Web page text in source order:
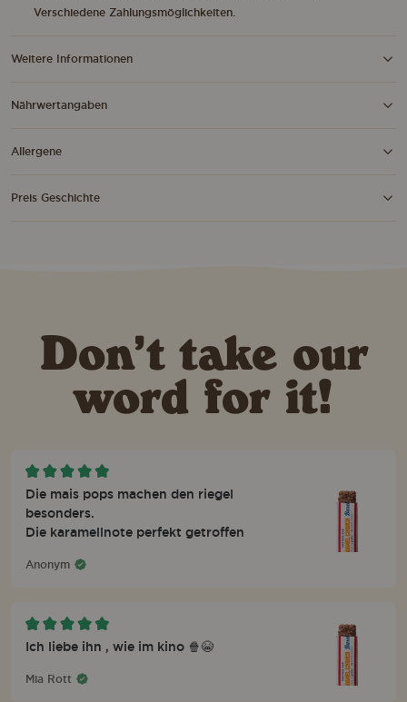
Verschiedene Zahlungsmöglichkeiten.
Weitere Informationen
Nährwertangaben
Allergene
Preis Geschichte
Don’t take our
word for it!
Die mais pops machen den riegel
besonders.
Die karamellnote perfekt getroffen
Anonym
Ich liebe ihn , wie im kino 🍿😭
Mia Rott